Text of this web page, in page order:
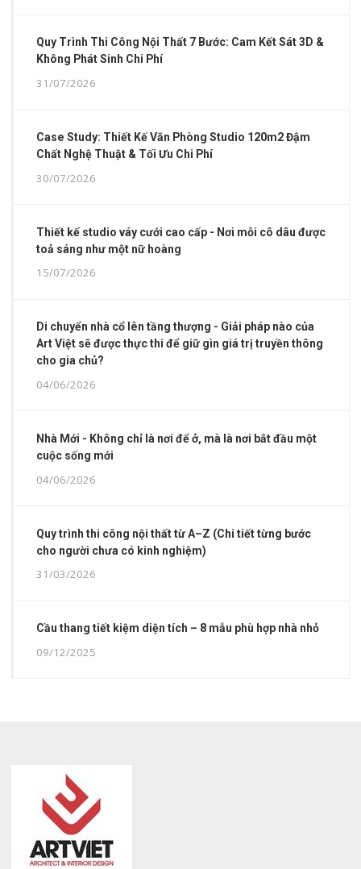
Quy Trình Thi Công Nội Thất 7 Bước: Cam Kết Sát 3D &
Không Phát Sinh Chi Phí
31/07/2026
Case Study: Thiết Kế Văn Phòng Studio 120m2 Đậm
Chất Nghệ Thuật & Tối Ưu Chi Phí
30/07/2026
Thiết kế studio váy cưới cao cấp - Nơi mỗi cô dâu được
toả sáng như một nữ hoàng
15/07/2026
Di chuyển nhà cổ lên tầng thượng - Giải pháp nào của
Art Việt sẽ được thực thi để giữ gìn giá trị truyền thông
cho gia chủ?
04/06/2026
Nhà Mới - Không chỉ là nơi để ở, mà là nơi bắt đầu một
cuộc sống mới
04/06/2026
Quy trình thi công nội thất từ A–Z (Chi tiết từng bước
cho người chưa có kinh nghiệm)
31/03/2026
Cầu thang tiết kiệm diện tích – 8 mẫu phù hợp nhà nhỏ
09/12/2025